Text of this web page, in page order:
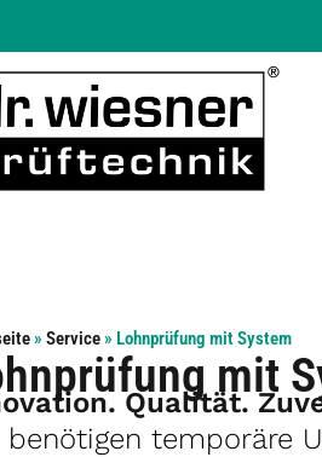
» Service» Lohnprüfung mit System
mit
Qualität.
benötigen temporäre